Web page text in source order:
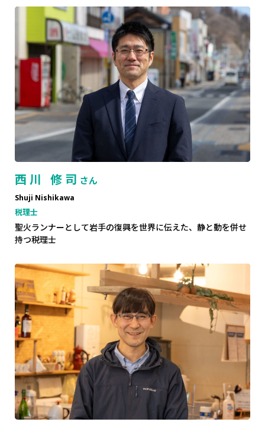
西川 修司 さん
Shuji Nishikawa
税理士
聖火ランナーとして岩手の復興を世界に伝えた、静と動を併せ
持つ税理士